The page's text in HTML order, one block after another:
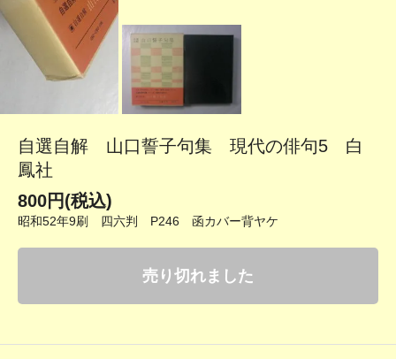
自選自解 山口誓子句集 現代の俳句5 白
鳳社
800円(税込)
昭和52年9刷 四六判 P246 函カバー背ヤケ
売り切れました